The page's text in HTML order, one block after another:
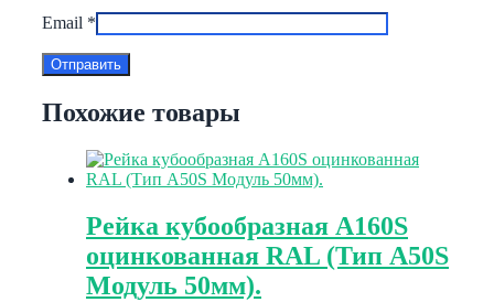
Email *
Похожие товары
Рейка кубообразная A160S
оцинкованная RAL (Тип A50S
Модуль 50мм).